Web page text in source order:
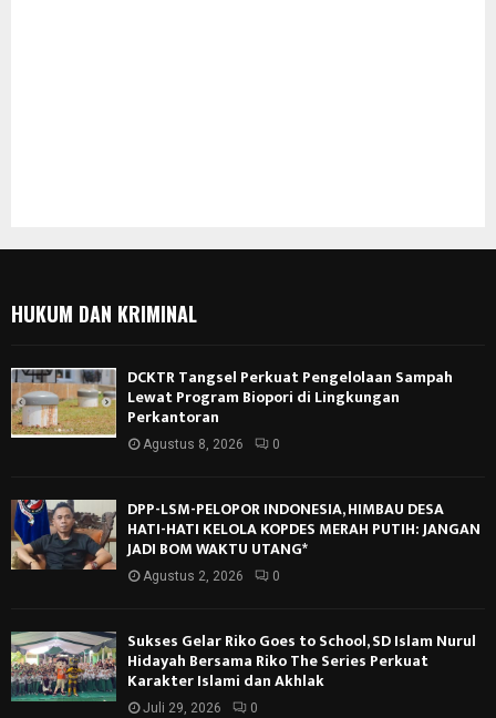
HUKUM DAN KRIMINAL
DCKTR Tangsel Perkuat Pengelolaan Sampah
Lewat Program Biopori di Lingkungan
Perkantoran
Agustus 8, 2026 0
DPP-LSM-PELOPOR INDONESIA, HIMBAU DESA
HATI-HATI KELOLA KOPDES MERAH PUTIH: JANGAN
JADI BOM WAKTU UTANG*
Agustus 2, 2026 0
Sukses Gelar Riko Goes to School, SD Islam Nurul
Hidayah Bersama Riko The Series Perkuat
Karakter Islami dan Akhlak
Juli 29, 2026 0